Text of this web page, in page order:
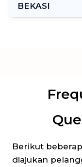
BEKASI
Berikut
diajukan